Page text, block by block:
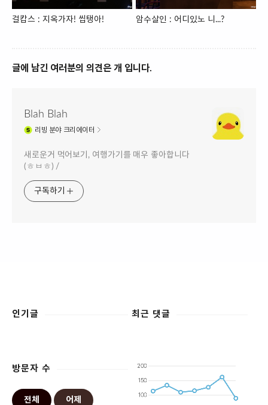
걸캅스 : 지옥가자! 씹탱아! 암수살인 : 어디있노 니...?
글에 남긴 여러분의 의견은 개 입니다.
Blah Blah
리빙 분야 크리에이터
새로운거 먹어보기, 여행가기를 매우 좋아합니다
(ㅎㅂㅎ) /
구독하기
인기글 최근 댓글
방문자 수
전체 어제